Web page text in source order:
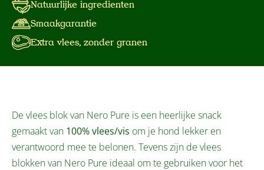
Natuurlijke ingredienten
Smaakgarantie
Extra vlees, zonder granen
De vlees blok van Nero Pure is een heerlijke snack
gemaakt van 100% vlees/vis om je hond lekker en
verantwoord mee te belonen. Tevens zijn de vlees
blokken van Nero Pure ideaal om te gebruiken voor het